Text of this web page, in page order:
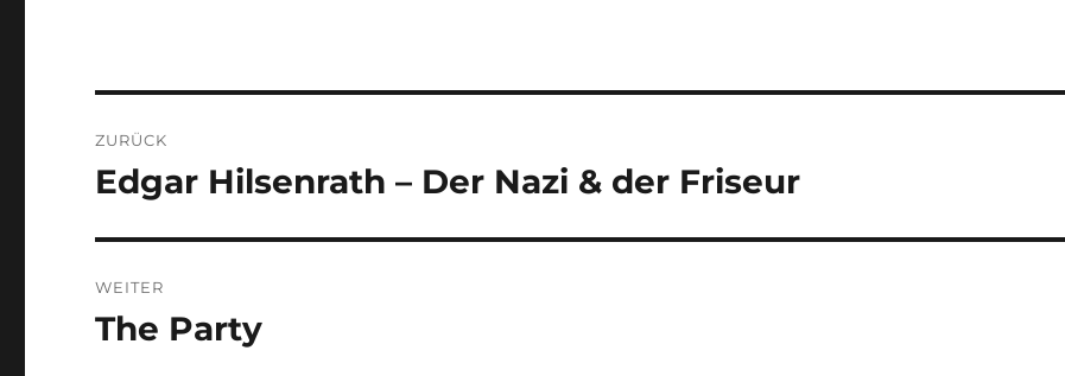
ZURÜCK
Vorheriger
Edgar Hilsenrath – Der Nazi & der Friseur
WEITER
Nächster
The Party